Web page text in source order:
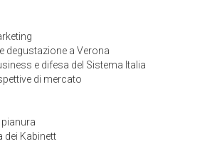
degustazione a Verona
e difesa del Sistema Italia
di mercato
pianura
dei Kabinett